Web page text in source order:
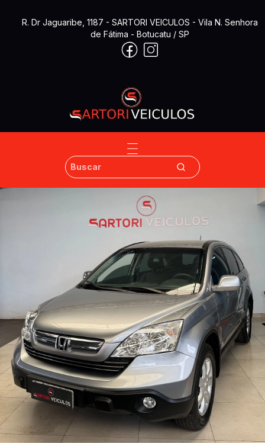
R. Dr Jaguaribe, 1187 - SARTORI VEICULOS - Vila N. Senhora
de Fátima - Botucatu / SP